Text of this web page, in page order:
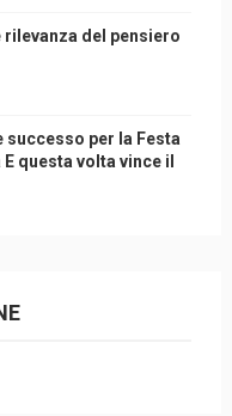
rilevanza del pensiero
successo per la Festa
questa volta vince il